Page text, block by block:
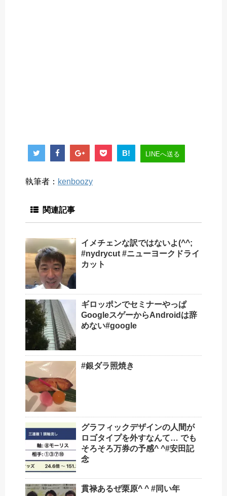
B! LINEへ送る
執筆者： kenboozy
関連記事
イメチェンな訳ではないよ(^^;
#nydrycut #ニューヨークドライ
カット
ギロッポンでセミナーやっぱ
GoogleスゲーからAndroidは辞
めない#google
#銀ダラ照焼き
グラフィックデザインの人間が
ロゴタイプを外すなんて… でも
そろそろ万券の予感^ ^#安田記
念
貫禄あるぜ栗原^ ^ #同い年